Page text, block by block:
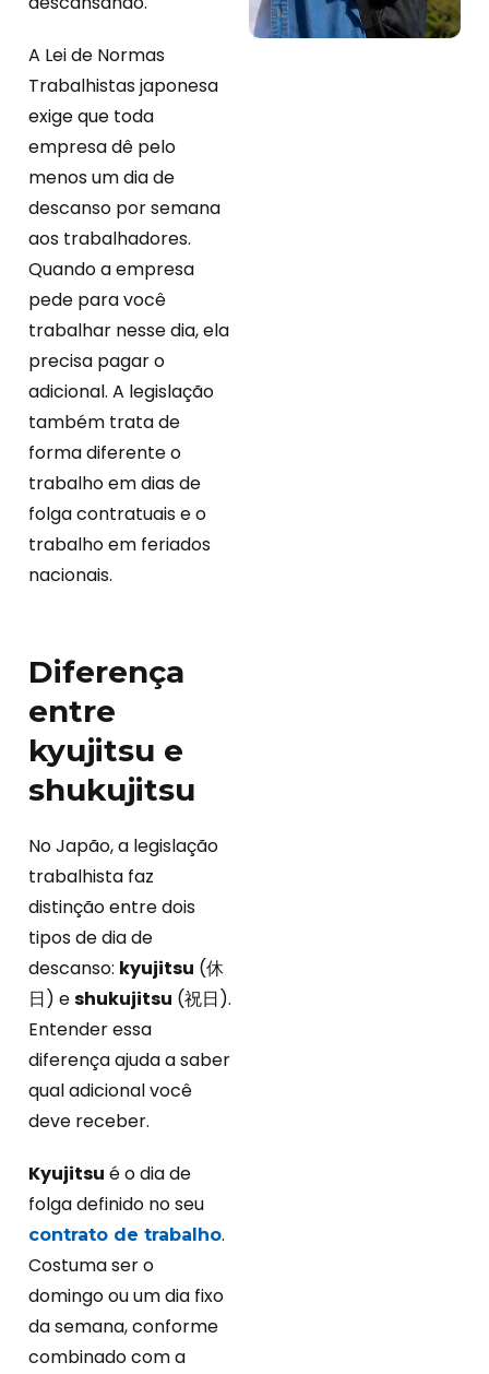
A Lei de Normas
Trabalhistas japonesa
exige que toda
empresa dê pelo
menos um dia de
descanso por semana
aos trabalhadores.
Quando a empresa
pede para você
trabalhar nesse dia, ela
precisa pagar o
adicional. A legislação
também trata de
forma diferente o
trabalho em dias de
folga contratuais e o
trabalho em feriados
nacionais.
Diferença
entre
kyujitsu e
shukujitsu
No Japão, a legislação
trabalhista faz
distinção entre dois
tipos de dia de
descanso: kyujitsu (休
日) eshukujitsu (祝日).
Entender essa
diferença ajuda a saber
qual adicional você
deve receber.
Kyujitsu é o dia de
folga definido no seu
contrato de trabalho.
Costuma ser o
domingo ou um dia fixo
da semana, conforme
combinado com a